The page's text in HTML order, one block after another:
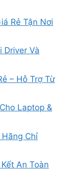
Rẻ Tận Nơi
Driver Và
– Hỗ Trợ Từ
Laptop &
Hãng Chỉ
An Toàn